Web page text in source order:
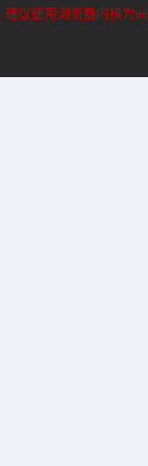
建议使用浏览器内核为